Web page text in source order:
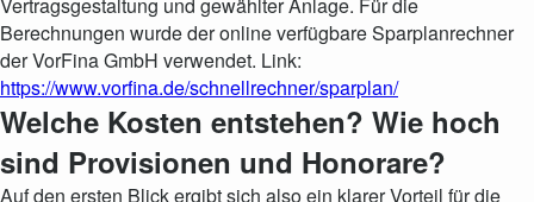
Berechnungen wurde der online verfügbare Sparplanrechner
der VorFina GmbH verwendet. Link:
https://www.vorfina.de/schnellrechner/sparplan/
Welche Kosten entstehen? Wie hoch
sind Provisionen und Honorare?
Auf den ersten Blick ergibt sich also ein klarer Vorteil für die